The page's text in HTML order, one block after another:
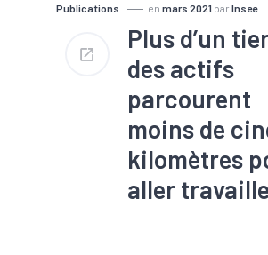
#Environnement
#Immobilier
#Implantation
#Informatique
#Investissement
#Logistique
#Marché
travail
#Métallurgie
#Métropole
#Mobilité
#Numérique
#Production
financière
#Services
Publications en mars 2021 par Insee
Plus d’un
des actifs
parcourent
moins de
kilomètres
aller